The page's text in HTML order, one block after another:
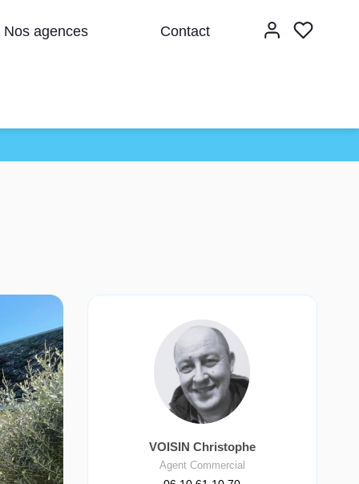
Nos agences Contact
VOISIN Christophe
Agent Commercial